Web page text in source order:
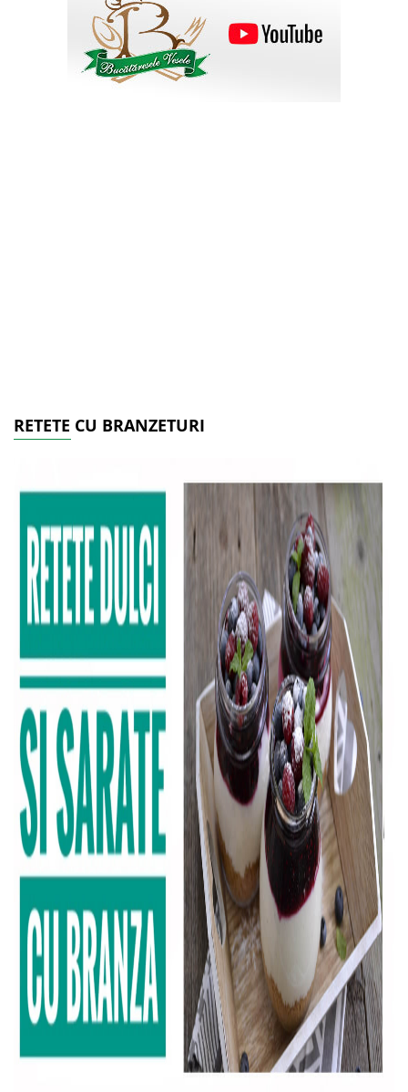
RETETE CU BRANZETURI